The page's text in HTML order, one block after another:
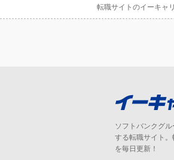
転職サイトのイーキャ
ソフトバンクグ
する転職サイト
を毎日更新！